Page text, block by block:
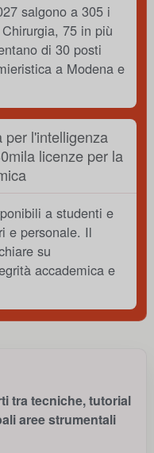
salgono a 305 i
75 in più
di 30 posti
a Modena e
per l'intelligenza
licenze per la
a studenti e
e personale. Il
su
accademica e
tra tecniche, tutorial
aree strumentali